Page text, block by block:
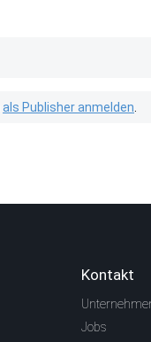
als Publisher anmelden
Kontakt
Jobs